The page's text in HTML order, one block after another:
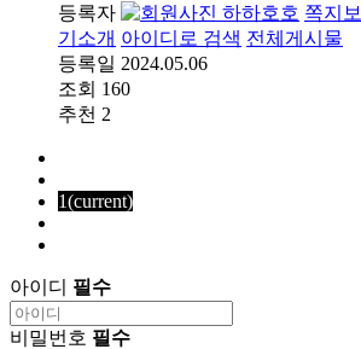
등록자
하하호호 쪽지
기소개 아이디로 검색 전체게시물
등록일 2024.05.06
조회 160
추천 2
1(current)
아이디 필수
비밀번호 필수